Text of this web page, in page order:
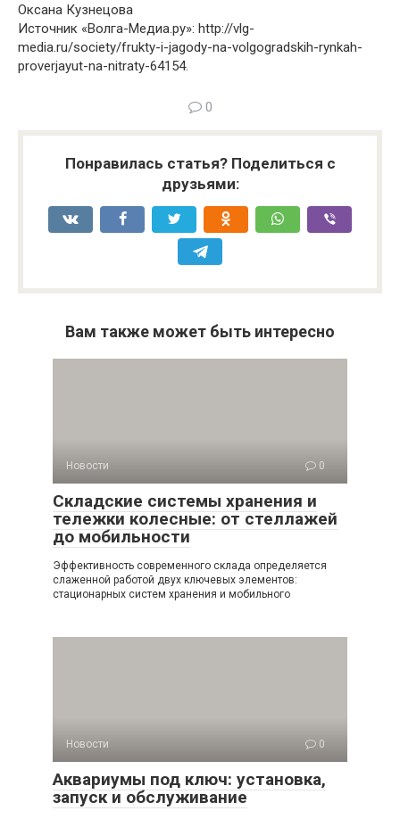
Оксана Кузнецова
Источник «Волга-Медиа.ру»: http://vlg-
media.ru/society/frukty-i-jagody-na-volgogradskih-rynkah-
proverjayut-na-nitraty-64154.
0
Понравилась статья? Поделиться с
друзьями:
Вам также может быть интересно
Новости 0
Складские системы хранения и
тележки колесные: от стеллажей
до мобильности
Эффективность современного склада определяется
слаженной работой двух ключевых элементов:
стационарных систем хранения и мобильного
Новости 0
Аквариумы под ключ: установка,
запуск и обслуживание